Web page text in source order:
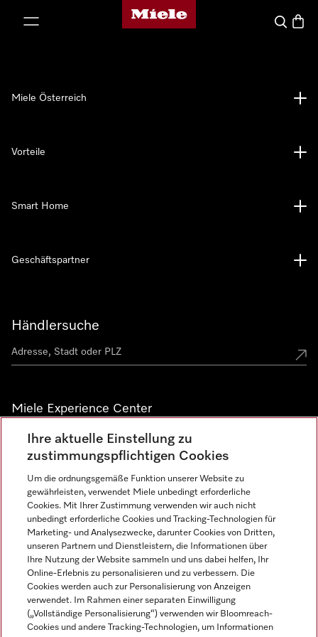
Miele-Homepage
Suche
Händlersuche
Miele Experience Center
Alle Miele Experience Center anzeigen
Newsletter
Miele Österreich
Vorteile
Smart Home
Geschäftspartner
Miele auf Instagram
Miele auf Facebook
Miele auf Youtube
Ihre aktuelle Einstellung zu
zustimmungspflichtigen Cookies
Um die ordnungsgemäße Funktion unserer Website zu
gewährleisten, verwendet Miele unbedingt erforderliche
Cookies. Mit Ihrer Zustimmung verwenden wir auch nicht
unbedingt erforderliche Cookies und Tracking-Technologien für
Marketing- und Analysezwecke, darunter Cookies von Dritten,
unseren Partnern und Dienstleistern, die Informationen über
Ihre Nutzung der Website sammeln und uns dabei helfen, Ihr
Online-Erlebnis zu personalisieren und zu verbessern. Die
Cookies werden auch zur Personalisierung von Anzeigen
verwendet. Im Rahmen einer separaten Einwilligung
(„Vollständige Personalisierung“) verwenden wir Bloomreach-
Cookies und andere Tracking-Technologien, um Informationen